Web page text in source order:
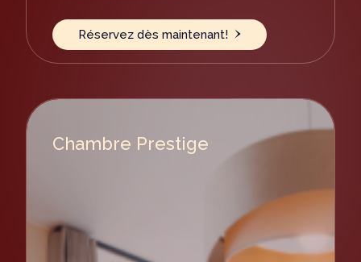
Réservez dès maintenant!
Chambre Prestige